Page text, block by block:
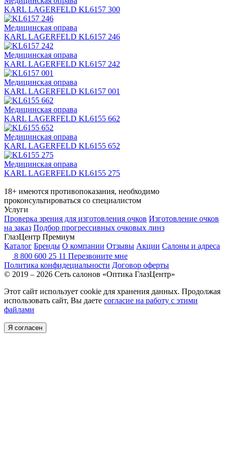
KARL LAGERFELD KL6157 300
Медицинская оправа
KARL LAGERFELD KL6157 246
Медицинская оправа
KARL LAGERFELD KL6157 242
Медицинская оправа
KARL LAGERFELD KL6157 001
Медицинская оправа
KARL LAGERFELD KL6155 662
Медицинская оправа
KARL LAGERFELD KL6155 652
Медицинская оправа
KARL LAGERFELD KL6155 275
18+ имеются противопоказания, необходимо
проконсультироваться со специалистом
Услуги
Проверка зрения для изготовления очков Изготовление очков
на заказ Подбор прогрессивных очковых линз
ГлазЦентр Премиум
Каталог Бренды О компании Отзывы Акции Салоны и адреса
8 800 600 25 11 Перезвоните мне
Политика конфидециальности Договор оферты
© 2019 – 2026 Сеть салонов «Оптика ГлазЦентр»
Этот сайт использует cookie для хранения данных. Продолжая
использовать сайт, Вы даете согласие на работу с этими
файлами
Я согласен